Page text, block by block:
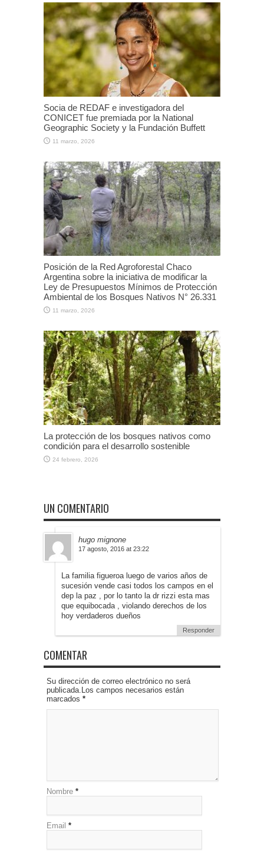
Socia de REDAF e investigadora del
CONICET fue premiada por la National
Geographic Society y la Fundación Buffett
11 marzo, 2026
Posición de la Red Agroforestal Chaco
Argentina sobre la iniciativa de modificar la
Ley de Presupuestos Mínimos de Protección
Ambiental de los Bosques Nativos N° 26.331
11 marzo, 2026
La protección de los bosques nativos como
condición para el desarrollo sostenible
24 febrero, 2026
UN COMENTARIO
hugo mignone
17 agosto, 2016 at 23:22
La familia figueroa luego de varios años de
sucesión vende casi todos los campos en el
dep la paz , por lo tanto la dr rizzi esta mas
que equibocada , violando derechos de los
hoy verdaderos dueños
Responder
COMENTAR
Su dirección de correo electrónico no será
publicada.Los campos necesarios están
marcados *
Nombre *
Email *